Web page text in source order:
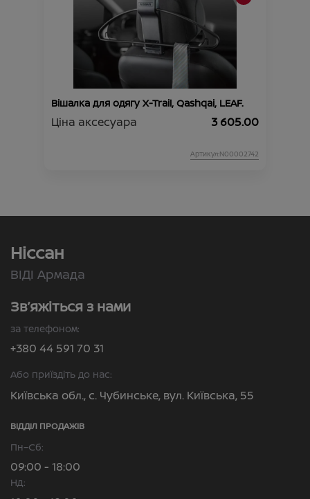
Вішалка для одягу X-Trail, Qashqai, LEAF.
Ціна аксесуара 3 605.00
Артикул:N00002742
Ніссан
ВІДІ Армада
Зв’яжіться з нами
за телефоном:
+380 44 591 70 31
Або приїздіть до нас:
Київська обл., с. Чубинське, вул. Київська, 55
ВІДДІЛ ПРОДАЖІВ
Пн–Сб:
09:00 - 18:00
Нд: